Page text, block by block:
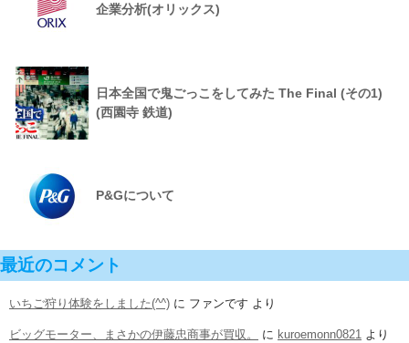
企業分析(オリックス)
日本全国で鬼ごっこをしてみた The Final (その1)
(西園寺 鉄道)
P&Gについて
最近のコメント
いちご狩り体験をしました(^^) に ファンです より
ビッグモーター、まさかの伊藤忠商事が買収。 に kuroemonn0821 より